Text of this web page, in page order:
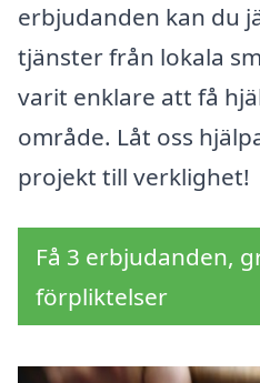
erbjudanden kan du
tjänster från lokala
varit enklare att få
område. Låt oss
projekt till verklighet!
Få 3 erbjudanden,
förpliktelser